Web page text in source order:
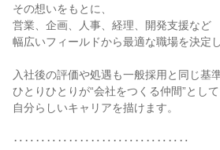
その想いをもとに、
営業、企画、人事、経理、開発支援など
幅広いフィールドから最適な職場を決定し
入社後の評価や処遇も一般採用と同じ基準
ひとりひとりが“会社をつくる仲間”として
自分らしいキャリアを描けます。
‥‥‥‥‥‥‥‥‥‥‥‥‥‥‥‥